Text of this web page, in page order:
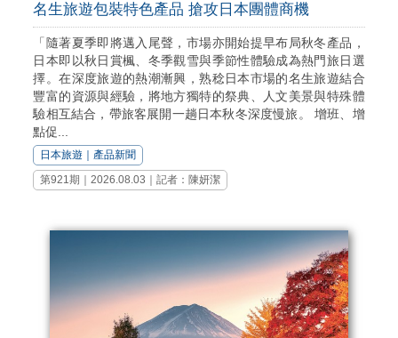
名生旅遊包裝特色產品 搶攻日本團體商機
「隨著夏季即將邁入尾聲，市場亦開始提早布局秋冬產品，
日本即以秋日賞楓、冬季觀雪與季節性體驗成為熱門旅日選
擇。在深度旅遊的熱潮漸興，熟稔日本市場的名生旅遊結合
豐富的資源與經驗，將地方獨特的祭典、人文美景與特殊體
驗相互結合，帶旅客展開一趟日本秋冬深度慢旅。 增班、增
點促...
日本旅遊
產品新聞
第921期｜2026.08.03｜記者：陳妍潔